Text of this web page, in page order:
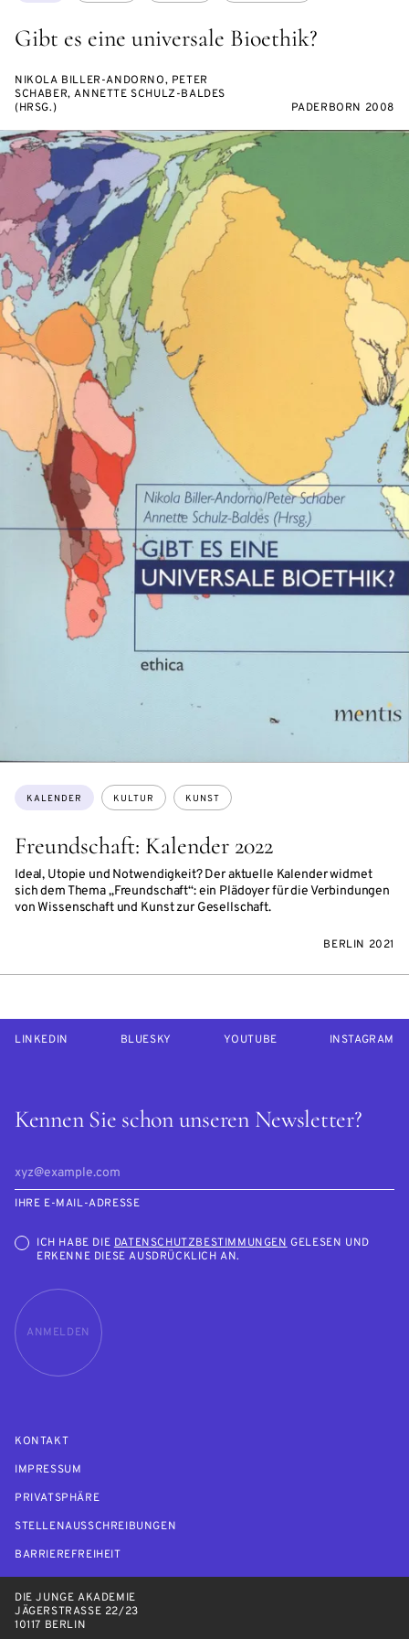
Gibt es eine universale Bioethik?
NIKOLA BILLER-ANDORNO, PETER
SCHABER, ANNETTE SCHULZ-BALDES
(HRSG.)
PADERBORN 2008
Freundschaft: Kalender 2022
Ideal, Utopie und Notwendigkeit? Der aktuelle Kalender widmet
sich dem Thema „Freundschaft“: ein Plädoyer für die Verbindungen
von Wissenschaft und Kunst zur Gesellschaft.
Themen:
KALENDER KULTUR KUNST
BERLIN 2021
Kennen Sie schon unseren Newsletter?
IHRE E-MAIL-ADRESSE
ICH HABE DIE DATENSCHUTZBESTIMMUNGEN GELESEN UND
ERKENNE DIESE AUSDRÜCKLICH AN.
ANMELDEN
LINKEDIN BLUESKY YOUTUBE INSTAGRAM
KONTAKT
IMPRESSUM
PRIVATSPHÄRE
STELLENAUSSCHREIBUNGEN
BARRIEREFREIHEIT
DIE JUNGE AKADEMIE
JÄGERSTRASSE 22/23
10117 BERLIN